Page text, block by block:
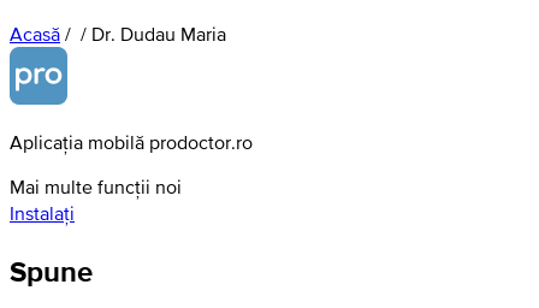
Acasă / / Dr. Dudau Maria
Aplicația mobilă prodoctor.ro
Mai multe funcții noi
Instalați
Spune